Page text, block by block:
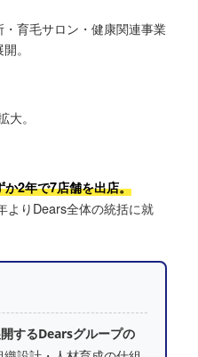
育毛サロン・健康関連事業
。
大。
か2年で7店舗を出店。
よりDears全体の統括に就
するDearsグループの